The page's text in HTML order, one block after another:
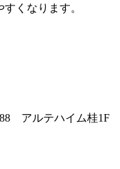
くなります。
アルテハイム桂1F